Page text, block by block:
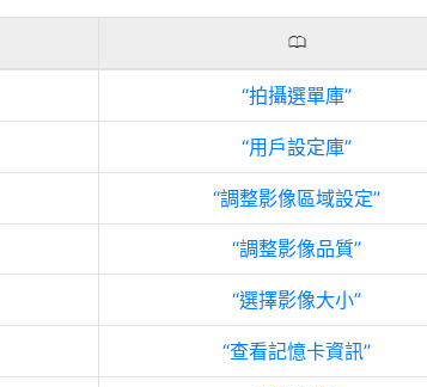
0
拍攝選單庫
用戶設定庫
調整影像區域設定
調整影像品質
選擇影像大小
查看記憶卡資訊